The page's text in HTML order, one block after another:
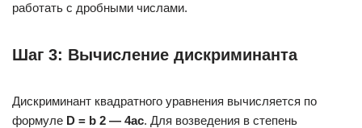
работать с дробными числами.
Шаг 3: Вычисление дискриминанта
Дискриминант квадратного уравнения вычисляется по
формуле D = b 2 — 4ac. Для возведения в степень